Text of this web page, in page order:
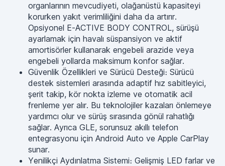
organlarının mevcudiyeti, olağanüstü kapasiteyi
korurken yakıt verimliliğini daha da artırır.
Opsiyonel E-ACTIVE BODY CONTROL, sürüşü
ayarlamak için havalı süspansiyon ve aktif
amortisörler kullanarak engebeli arazide veya
engebeli yollarda maksimum konfor sağlar.
Güvenlik Özellikleri ve Sürücü Desteği։ Sürücü
destek sistemleri arasında adaptif hız sabitleyici,
şerit takip, kör nokta izleme ve otomatik acil
frenleme yer alır. Bu teknolojiler kazaları önlemeye
yardımcı olur ve sürüş sırasında gönül rahatlığı
sağlar. Ayrıca GLE, sorunsuz akıllı telefon
entegrasyonu için Android Auto ve Apple CarPlay
sunar.
Yenilikçi Aydınlatma Sistemi։ Gelişmiş LED farlar ve